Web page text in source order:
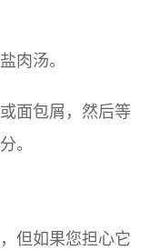
肉汤。
面包屑，然后等
。
但如果您担心它